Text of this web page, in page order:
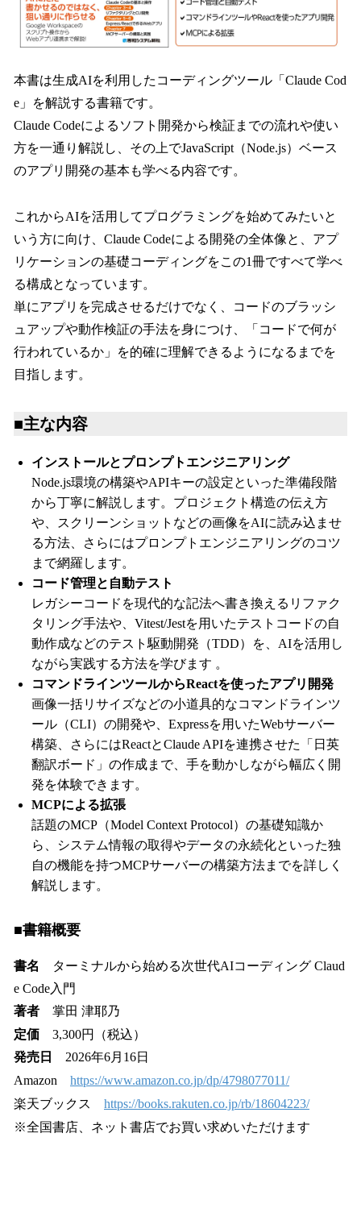
本書は生成AIを利用したコーディングツール「Claude Cod
e」を解説する書籍です。
Claude Codeによるソフト開発から検証までの流れや使い
方を一通り解説し、その上でJavaScript（Node.js）ベース
のアプリ開発の基本も学べる内容です。
これからAIを活用してプログラミングを始めてみたいと
いう方に向け、Claude Codeによる開発の全体像と、アプ
リケーションの基礎コーディングをこの1冊ですべて学べ
る構成となっています。
単にアプリを完成させるだけでなく、コードのブラッシ
ュアップや動作検証の手法を身につけ、「コードで何が
行われているか」を的確に理解できるようになるまでを
目指します。
■主な内容
インストールとプロンプトエンジニアリング
Node.js環境の構築やAPIキーの設定といった準備段階
から丁寧に解説します。プロジェクト構造の伝え方
や、スクリーンショットなどの画像をAIに読み込ませ
る方法、さらにはプロンプトエンジニアリングのコツ
まで網羅します。
コード管理と自動テスト
レガシーコードを現代的な記法へ書き換えるリファク
タリング手法や、Vitest/Jestを用いたテストコードの自
動作成などのテスト駆動開発（TDD）を、AIを活用し
ながら実践する方法を学びます 。
コマンドラインツールからReactを使ったアプリ開発
画像一括リサイズなどの小道具的なコマンドラインツ
ール（CLI）の開発や、Expressを用いたWebサーバー
構築、さらにはReactとClaude APIを連携させた「日英
翻訳ボード」の作成まで、手を動かしながら幅広く開
発を体験できます。
MCPによる拡張
話題のMCP（Model Context Protocol）の基礎知識か
ら、システム情報の取得やデータの永続化といった独
自の機能を持つMCPサーバーの構築方法までを詳しく
解説します。
■書籍概要
書名
ターミナルから始める次世代AIコーディング Claud
e Code入門
著者 掌田 津耶乃
定価 3,300円（税込）
発売日 2026年6月16日
Amazon https://www.amazon.co.jp/dp/4798077011/
楽天ブックス https://books.rakuten.co.jp/rb/18604223/
※全国書店、ネット書店でお買い求めいただけます